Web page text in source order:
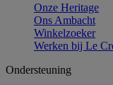
Onze Heritage
Ons Ambacht
Winkelzoeker
Werken bij Le
Ondersteuning